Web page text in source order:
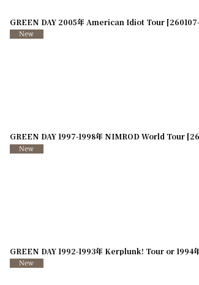
GREEN DAY 2005年 American Idiot Tour [
GREEN DAY 1997-1998年 NIMROD World Tour [
GREEN DAY 1992-1993年 Kerplunk! Tour or 1994